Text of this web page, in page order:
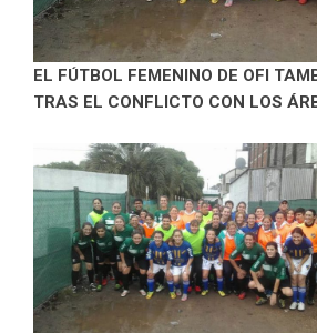
EL FÚTBOL FEMENINO DE OFI
TRAS EL CONFLICTO CON LOS